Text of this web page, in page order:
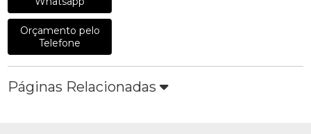
Orçamento pelo
Telefone
Páginas Relacionadas